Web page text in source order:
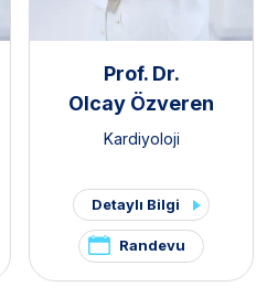
Prof. Dr.
Olcay Özveren
Kardiyoloji
Detaylı Bilgi
Randevu